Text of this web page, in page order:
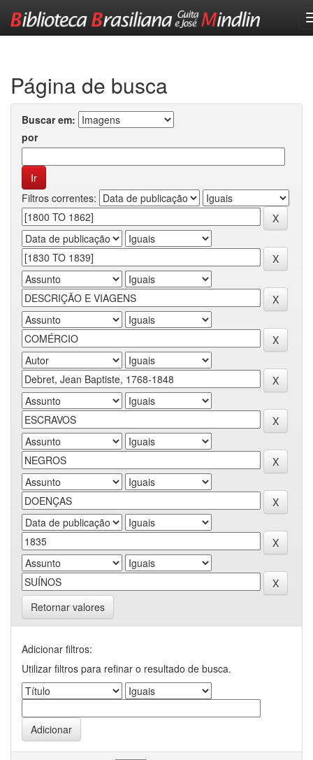
Página de busca
Buscar em:
por
Filtros correntes:
Retornar valores
Adicionar filtros:
Utilizar filtros para refinar o resultado de busca.